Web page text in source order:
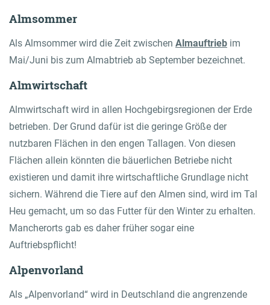
Almsommer
Als Almsommer wird die Zeit zwischen Almauftrieb im
Mai/Juni bis zum Almabtrieb ab September bezeichnet.
Almwirtschaft
Almwirtschaft wird in allen Hochgebirgsregionen der Erde
betrieben. Der Grund dafür ist die geringe Größe der
nutzbaren Flächen in den engen Tallagen. Von diesen
Flächen allein könnten die bäuerlichen Betriebe nicht
existieren und damit ihre wirtschaftliche Grundlage nicht
sichern. Während die Tiere auf den Almen sind, wird im Tal
Heu gemacht, um so das Futter für den Winter zu erhalten.
Mancherorts gab es daher früher sogar eine
Auftriebspflicht!
Alpenvorland
Als „Alpenvorland“ wird in Deutschland die angrenzende